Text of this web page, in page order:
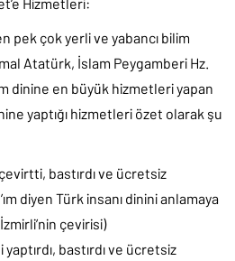
pek çok yerli ve yabancı bilim
Atatürk, İslam Peygamberi Hz.
dinine en büyük hizmetleri yapan
yaptığı hizmetleri özet olarak şu
çevirtti, bastırdı ve ücretsiz
diyen Türk insanı dinini anlamaya
çevirisi)
bastırdı ve ücretsiz